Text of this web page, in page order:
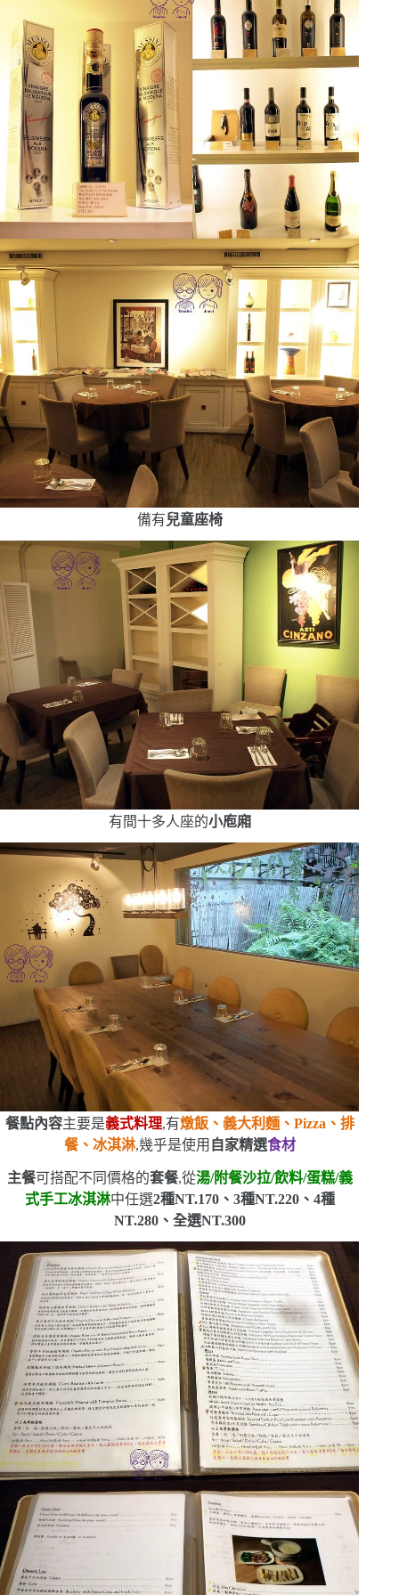
備有兒童座椅
有間十多人座的小庖廂
餐點內容主要是義式料理,有燉飯、義大利麵、 Pizza 、排
餐、冰淇淋,幾乎是使用 自家精選食材
主餐可搭配不同價格的套餐,從湯/附餐沙拉/飲料/蛋糕/義
式手工冰淇淋中任選2種NT.170、 3種NT.220、 4種
NT.280、全選NT.300